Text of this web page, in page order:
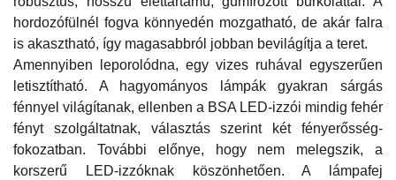
hordozófülnél fogva könnyedén mozgatható, de akár falra
is akasztható, így magasabbról jobban bevilágítja a teret.
Amennyiben leporolódna, egy vizes ruhával egyszerűen
letisztítható. A hagyományos lámpák gyakran sárgás
fénnyel világítanak, ellenben a BSA LED-izzói mindig fehér
fényt szolgáltatnak, választás szerint két fényerősség-
fokozatban. További előnye, hogy nem melegszik, a
korszerű LED-izzóknak köszönhetően. A lámpafej